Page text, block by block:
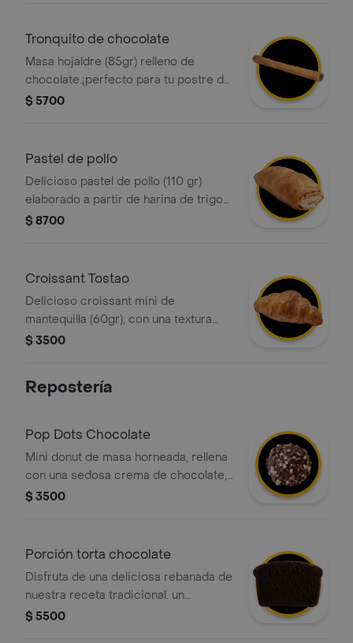
Tronquito de chocolate
Masa hojaldre (85gr) relleno de
chocolate.¡perfecto para tu postre del
dia!
$ 5700
Pastel de pollo
Delicioso pastel de pollo (110 gr)
elaborado a partir de harina de trigo
fortificada, grasa vegetal con relleno
$ 8700
Croissant Tostao
Delicioso croissant mini de
mantequilla (60gr), con una textura
crujiente por fuera y suave por
mantequilla. ¡perfecto para cualquier
$ 3500
Repostería
Pop Dots Chocolate
Mini donut de masa horneada, rellena
con una sedosa crema de chocolate,
cubierta con un glaseado de
aportan un contraste perfecto.
$ 3500
Porción torta chocolate
Disfruta de una deliciosa rebanada de
nuestra receta tradicional. un
bizcocho suave de cacao con capas
$ 5500